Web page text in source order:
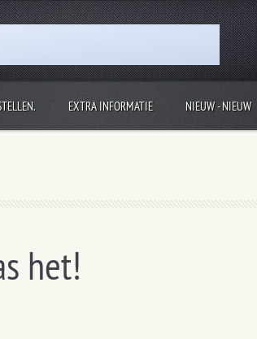
EXTRA INFORMATIE NIEUW - NIEUW
het!